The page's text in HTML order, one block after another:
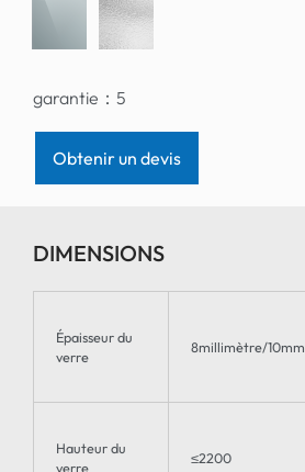
garantie： 5
Obtenir un devis
DIMENSIONS
Épaisseur du
verre
8millimètre/10mm
Hauteur du
verre
≤2200